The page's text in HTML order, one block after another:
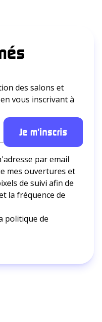
des salons et
vous inscrivant à
par email
mes ouvertures et
de suivi afin de
la fréquence de
politique de